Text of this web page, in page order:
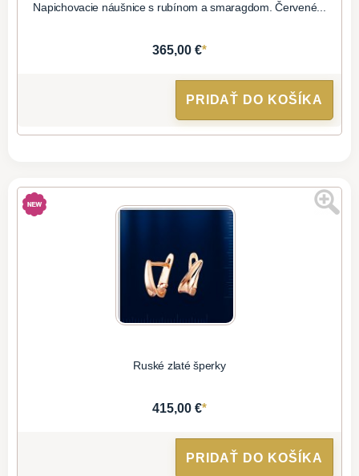
Napichovacie náušnice s rubínom a smaragdom. Červené...
365,00 €*
PRIDAŤ DO KOŠÍKA
Ruské zlaté šperky
415,00 €*
PRIDAŤ DO KOŠÍKA